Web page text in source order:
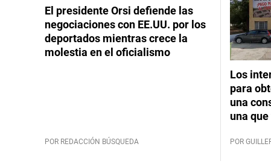
El presidente Orsi defiende las
negociaciones con EE.UU. por los
deportados mientras crece la
molestia en el oficialismo
POR REDACCIÓN BÚSQUEDA
Los
para
una
una que
POR